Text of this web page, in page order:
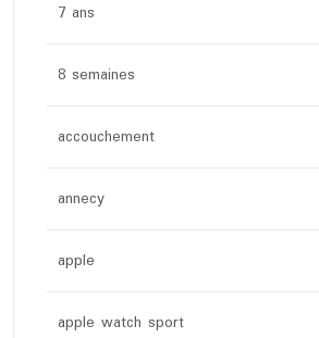
7 ans
8 semaines
accouchement
annecy
apple
apple watch sport